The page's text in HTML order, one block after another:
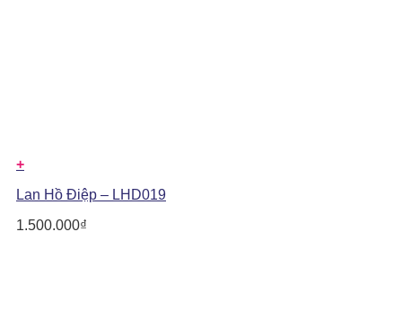
+
Lan Hồ Điệp – LHD019
1.500.000₫